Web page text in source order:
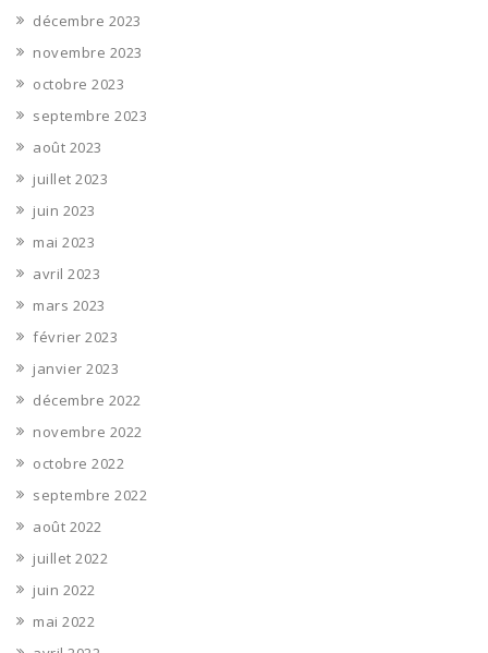
décembre 2023
novembre 2023
octobre 2023
septembre 2023
août 2023
juillet 2023
juin 2023
mai 2023
avril 2023
mars 2023
février 2023
janvier 2023
décembre 2022
novembre 2022
octobre 2022
septembre 2022
août 2022
juillet 2022
juin 2022
mai 2022